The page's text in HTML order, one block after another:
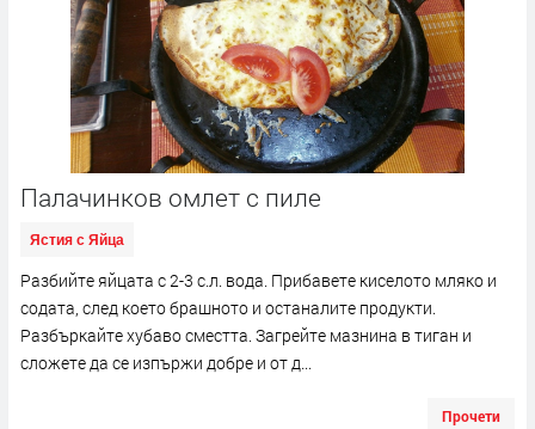
Палачинков омлет с пиле
Ястия с Яйца
Разбийте яйцата с 2-3 с.л. вода. Прибавете киселото мляко и
содата, след което брашното и останалите продукти.
Разбъркайте хубаво сместта. Загрейте мазнина в тиган и
сложете да се изпържи добре и от д...
Прочети